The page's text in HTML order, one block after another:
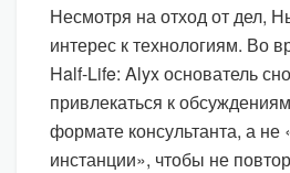
Несмотря на отход от дел,
интерес к технологиям. Во
Half-Life: Alyx основатель
привлекаться к
формате консультанта, а не
инстанции», чтобы не